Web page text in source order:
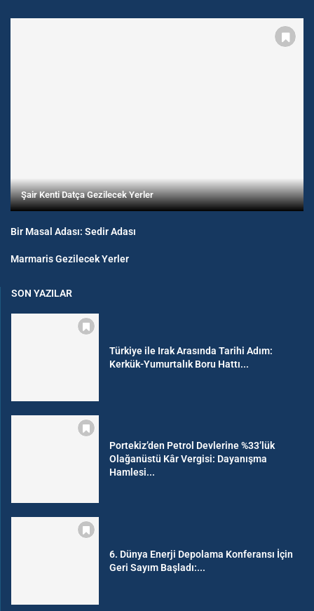
Şair Kenti Datça Gezilecek Yerler
Bir Masal Adası: Sedir Adası
Marmaris Gezilecek Yerler
SON YAZILAR
Türkiye ile Irak Arasında Tarihi Adım:
Kerkük-Yumurtalık Boru Hattı...
Portekiz’den Petrol Devlerine %33’lük
Olağanüstü Kâr Vergisi: Dayanışma
Hamlesi...
6. Dünya Enerji Depolama Konferansı İçin
Geri Sayım Başladı:...